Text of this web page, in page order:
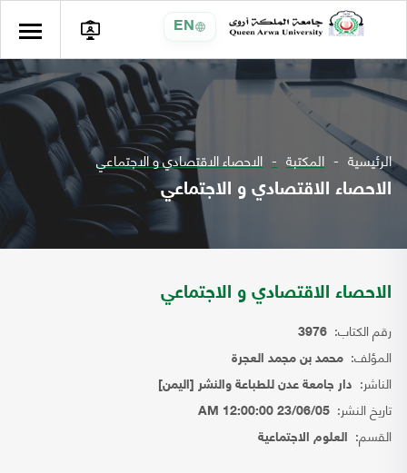
EN
الرئيسية المكتبة الاحصاء الاقتصادي و الاجتماعي
الاحصاء الاقتصادي و الاجتماعي
الاحصاء الاقتصادي و الاجتماعي
رقم الكتاب: 3976
المؤلف: محمد بن مجمد العجرة
الناشر: دار جامعة عدن للطباعة والنشر [اليمن]
تاريخ النشر: 23/06/05 12:00:00 AM
القسم: العلوم الاجتماعية